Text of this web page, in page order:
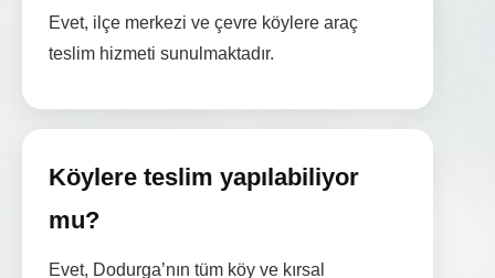
Evet, ilçe merkezi ve çevre köylere araç
teslim hizmeti sunulmaktadır.
Köylere teslim yapılabiliyor
mu?
Evet, Dodurga’nın tüm köy ve kırsal